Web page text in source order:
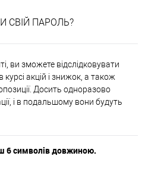
СВІЙ ПАРОЛЬ?
ви зможете відслідковувати
акцій і знижок, а також
Досить одноразово
і в подальшому вони будуть
6 символів довжиною.